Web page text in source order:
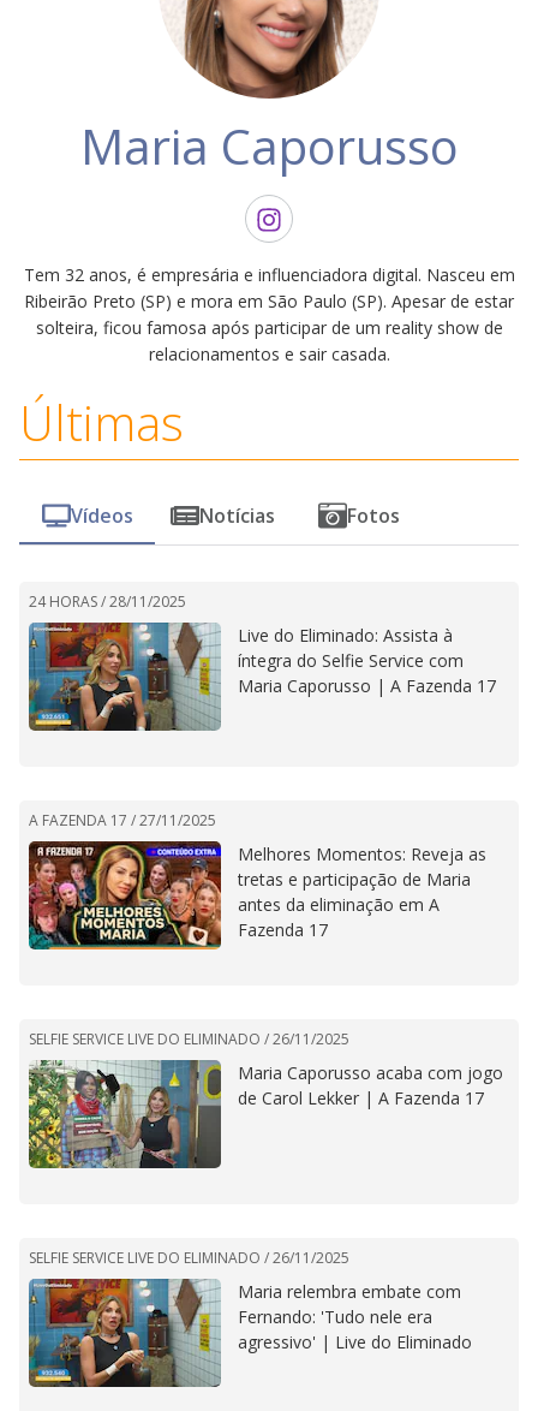
Maria Caporusso
Tem 32 anos, é empresária e influenciadora digital. Nasceu em
Ribeirão Preto (SP) e mora em São Paulo (SP). Apesar de estar
solteira, ficou famosa após participar de um reality show de
relacionamentos e sair casada.
Últimas
Vídeos Notícias Fotos
24 HORAS /28/11/2025
Live do Eliminado: Assista à
íntegra do Selfie Service com
Maria Caporusso | A Fazenda 17
A FAZENDA 17 /27/11/2025
Melhores Momentos: Reveja as
tretas e participação de Maria
antes da eliminação em A
Fazenda 17
SELFIE SERVICE LIVE DO ELIMINADO /26/11/2025
Maria Caporusso acaba com jogo
de Carol Lekker | A Fazenda 17
SELFIE SERVICE LIVE DO ELIMINADO /26/11/2025
Maria relembra embate com
Fernando: 'Tudo nele era
agressivo' | Live do Eliminado